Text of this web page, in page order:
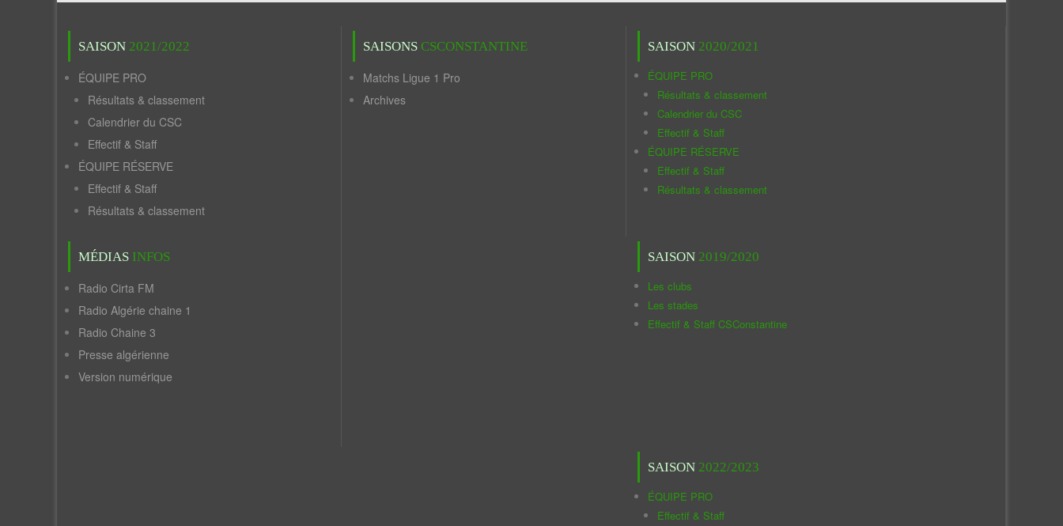
SAISON 2021/2022
ÉQUIPE PRO
Résultats & classement
Calendrier du CSC
Effectif & Staff
ÉQUIPE RÉSERVE
Effectif & Staff
Résultats & classement
MÉDIAS INFOS
Radio Cirta FM
Radio Algérie chaine 1
Radio Chaine 3
Presse algérienne
Version numérique
SAISONS CSCONSTANTINE
Matchs Ligue 1 Pro
Archives
SAISON 2020/2021
ÉQUIPE PRO
Résultats & classement
Calendrier du CSC
Effectif & Staff
ÉQUIPE RÉSERVE
Effectif & Staff
Résultats & classement
SAISON 2019/2020
Les clubs
Les stades
Effectif & Staff CSConstantine
SAISON 2022/2023
ÉQUIPE PRO
Effectif & Staff